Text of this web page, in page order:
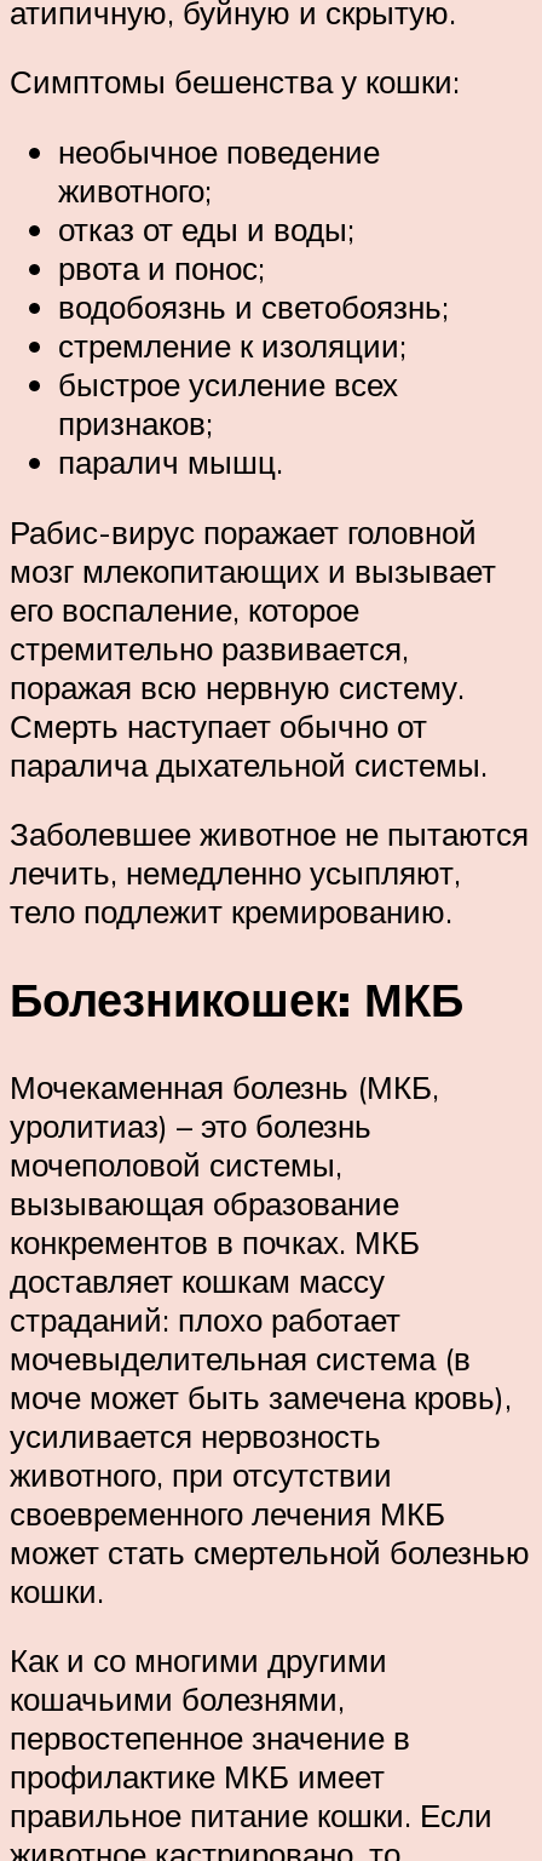
атипичную, буйную и скрытую.
Симптомы бешенства у кошки:
необычное поведение
животного;
отказ от еды и воды;
рвота и понос;
водобоязнь и светобоязнь;
стремление к изоляции;
быстрое усиление всех
признаков;
паралич мышц.
Рабис-вирус поражает головной
мозг млекопитающих и вызывает
его воспаление, которое
стремительно развивается,
поражая всю нервную систему.
Смерть наступает обычно от
паралича дыхательной системы.
Заболевшее животное не пытаются
лечить, немедленно усыпляют,
тело подлежит кремированию.
Болезникошек: МКБ
Мочекаменная болезнь (МКБ,
уролитиаз) – это болезнь
мочеполовой системы,
вызывающая образование
конкрементов в почках. МКБ
доставляет кошкам массу
страданий: плохо работает
мочевыделительная система (в
моче может быть замечена кровь),
усиливается нервозность
животного, при отсутствии
своевременного лечения МКБ
может стать смертельной болезнью
кошки.
Как и со многими другими
кошачьими болезнями,
первостепенное значение в
профилактике МКБ имеет
правильное питание кошки. Если